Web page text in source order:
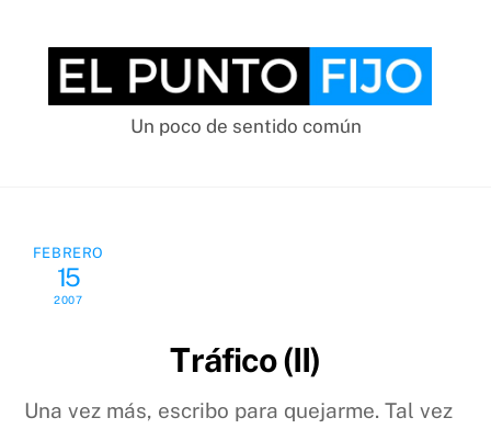
content
Un poco de sentido común
FEBRERO
15
2007
Tráfico (II)
Una vez más, escribo para quejarme. Tal vez